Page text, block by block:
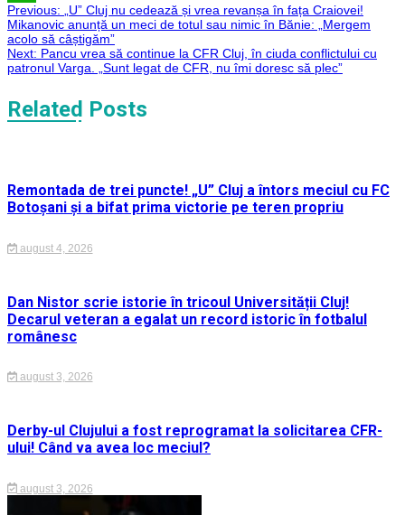
WhatsApp
Navigare
în
Previous:
„U” Cluj nu cedează și vrea revanșa în fața Craiovei!
Mikanovic anunță un meci de totul sau nimic în Bănie: „Mergem
acolo să câștigăm”
Next: Pancu vrea să continue la CFR Cluj, în ciuda conflictului cu
patronul Varga. „Sunt legat de CFR, nu îmi doresc să plec”
Related Posts
Remontada de trei puncte! „U” Cluj a întors meciul cu FC
Botoșani și a bifat prima victorie pe teren propriu
august 4, 2026
Dan Nistor scrie istorie în tricoul Universității Cluj!
Decarul veteran a egalat un record istoric în fotbalul
românesc
august 3, 2026
Derby-ul Clujului a fost reprogramat la solicitarea CFR-
ului! Când va avea loc meciul?
august 3, 2026